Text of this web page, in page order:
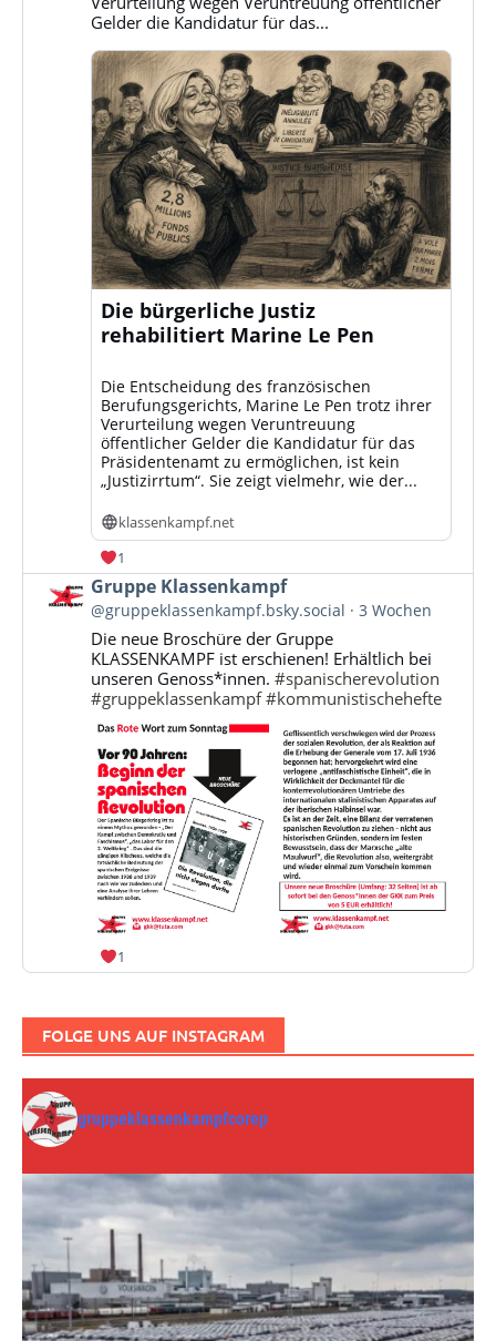
Gelder die Kandidatur für das...
Die bürgerliche Justiz
rehabilitiert Marine Le Pen
Die Entscheidung des französischen
Berufungsgerichts, Marine Le Pen trotz ihrer
Verurteilung wegen Veruntreuung
öffentlicher Gelder die Kandidatur für das
Präsidentenamt zu ermöglichen, ist kein
„Justizirrtum“. Sie zeigt vielmehr, wie der...
klassenkampf.net
1
Beitrag
von
Gruppe
Klassenkampf
Bluesky
ansehen
Gruppe Klassenkampf
@gruppeklassenkampf.bsky.social 3 Wochen
Die neue Broschüre der Gruppe
KLASSENKAMPF ist erschienen! Erhältlich bei
unseren Genoss*innen.#spanischerevolution
#gruppeklassenkampf #kommunistischehefte
1
FOLGE UNS AUF INSTAGRAM
gruppeklassenkampfcorep